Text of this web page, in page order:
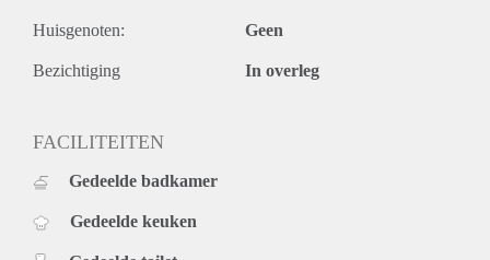
Huisgenoten: Geen
Bezichtiging In overleg
FACILITEITEN
Gedeelde badkamer
Gedeelde keuken